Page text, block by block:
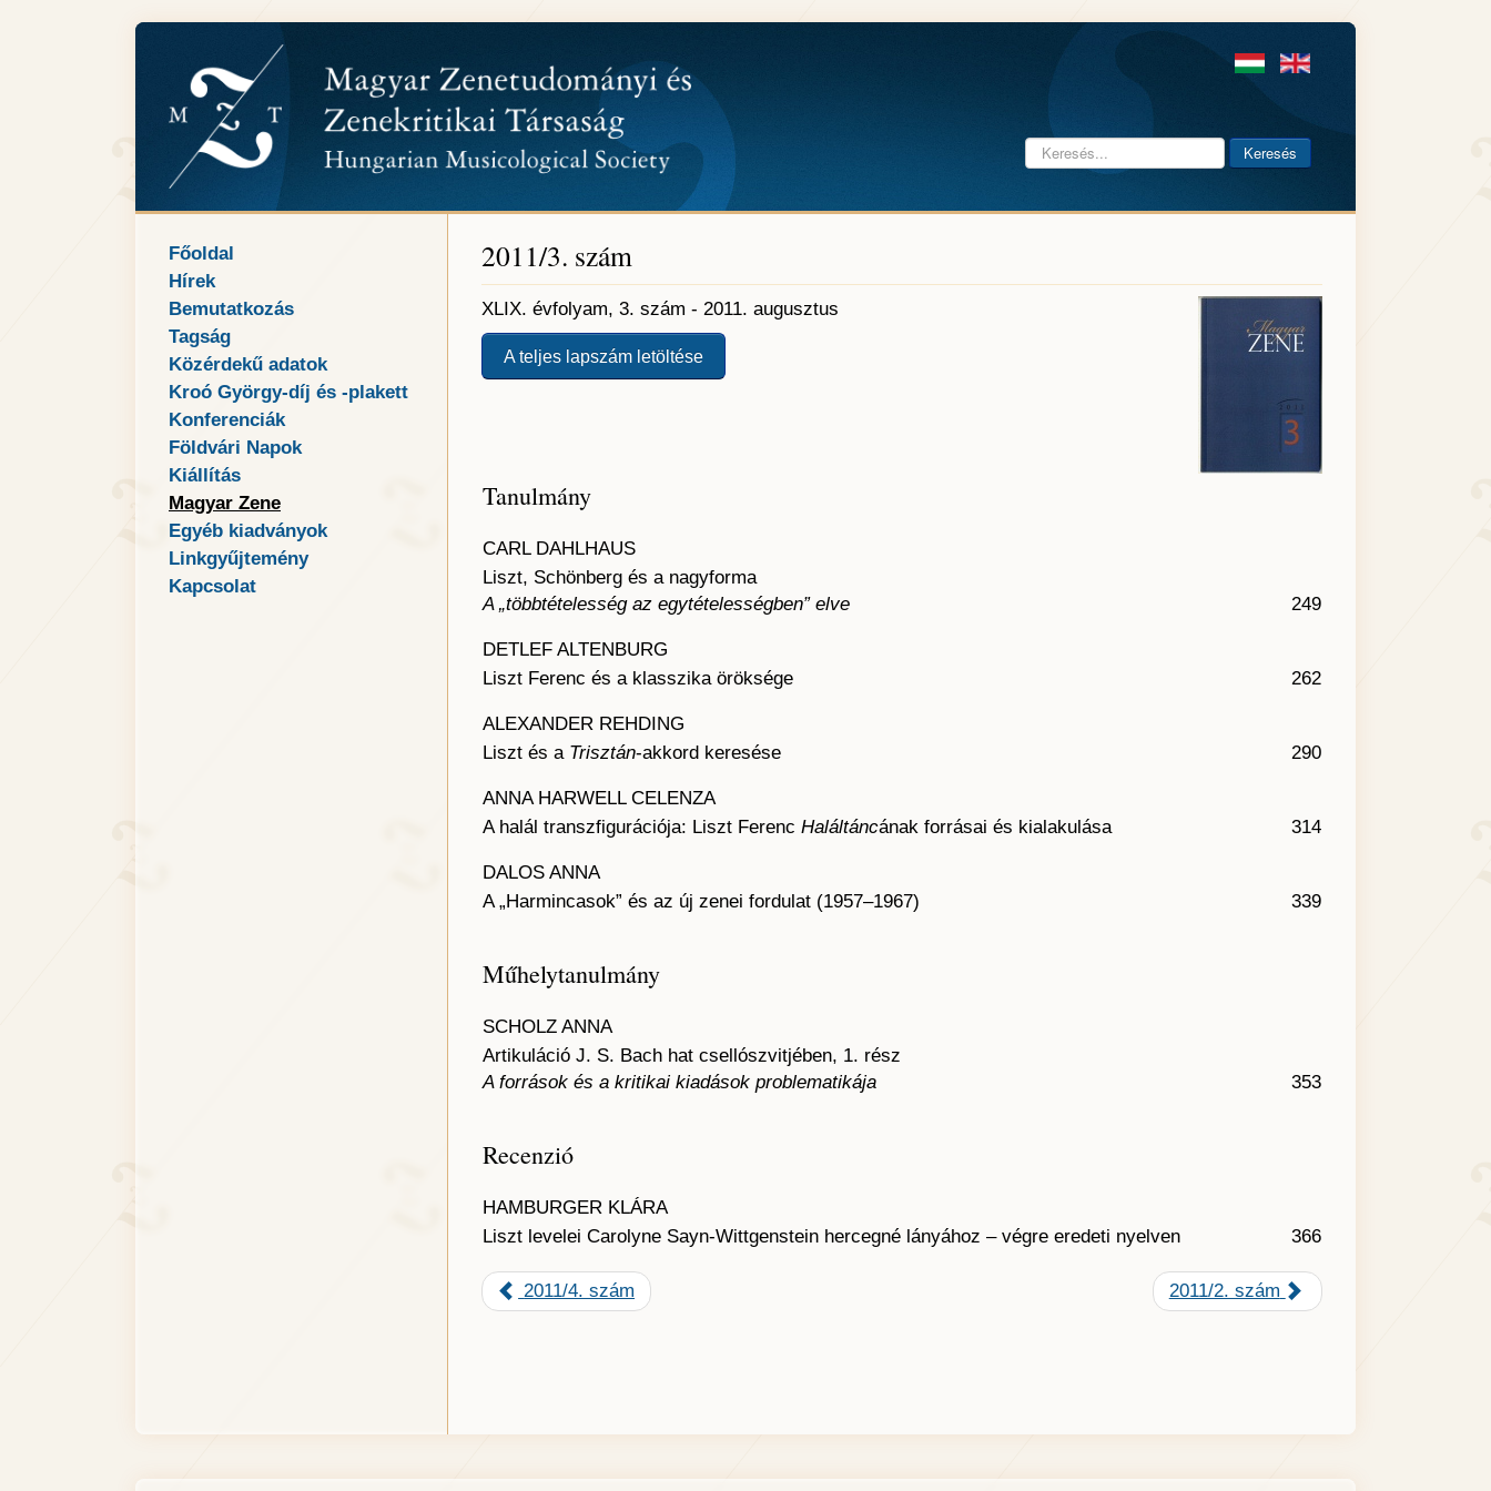
Keresés... Keresés
Főoldal
Hírek
Bemutatkozás
Tagság
Közérdekű adatok
Kroó György-díj és -plakett
Konferenciák
Földvári Napok
Kiállítás
Magyar Zene
Egyéb kiadványok
Linkgyűjtemény
Kapcsolat
2011/3. szám
XLIX. évfolyam, 3. szám - 2011. augusztus
A teljes lapszám letöltése
Tanulmány
CARL DAHLHAUS
Liszt, Schönberg és a nagyforma
A „többtételesség az egytételességben” elve
249
DETLEF ALTENBURG
Liszt Ferenc és a klasszika öröksége
262
ALEXANDER REHDING
Liszt és a Trisztán-akkord keresése 290
ANNA HARWELL CELENZA
A halál transzfigurációja: Liszt Ferenc Haláltáncának forrásai és kialakulása 314
DALOS ANNA
A „Harmincasok” és az új zenei fordulat (1957–1967)
339
Műhelytanulmány
SCHOLZ ANNA
Artikuláció J. S. Bach hat csellószvitjében, 1. rész
A források és a kritikai kiadások problematikája
353
Recenzió
HAMBURGER KLÁRA
Liszt levelei Carolyne Sayn-Wittgenstein hercegné lányához – végre eredeti nyelven
366
2011/4. szám 2011/2. szám